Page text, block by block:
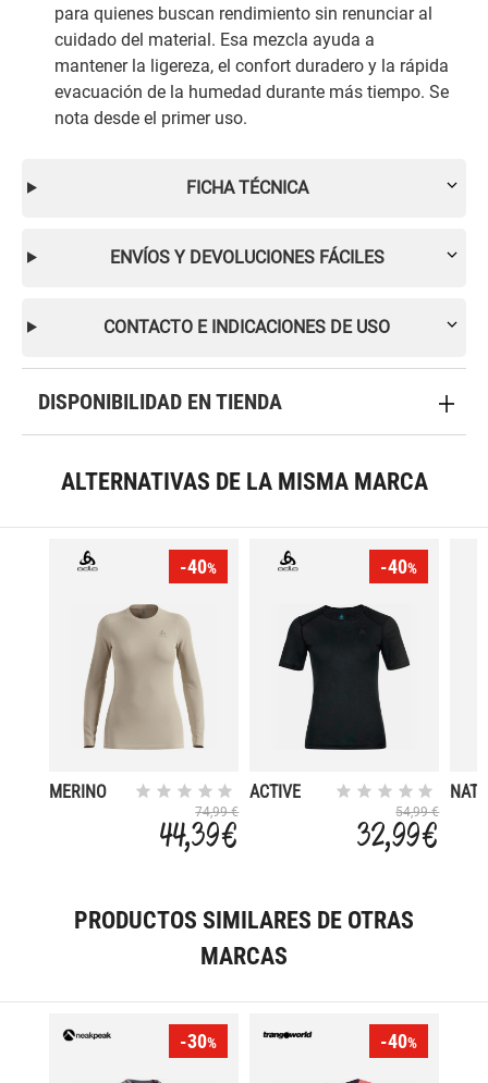
para quienes buscan rendimiento sin renunciar al
cuidado del material. Esa mezcla ayuda a
mantener la ligereza, el confort duradero y la rápida
evacuación de la humedad durante más tiempo. Se
nota desde el primer uso.
FICHA TÉCNICA
ENVÍOS Y DEVOLUCIONES FÁCILES
CONTACTO E INDICACIONES DE USO
DISPONIBILIDAD EN TIENDA
ALTERNATIVAS DE LA MISMA MARCA
-40%
MERINO
74,99 €
44,39 €
-40%
ACTIVE
54,99 €
32,99 €
PRODUCTOS SIMILARES DE OTRAS
MARCAS
-30% -40%